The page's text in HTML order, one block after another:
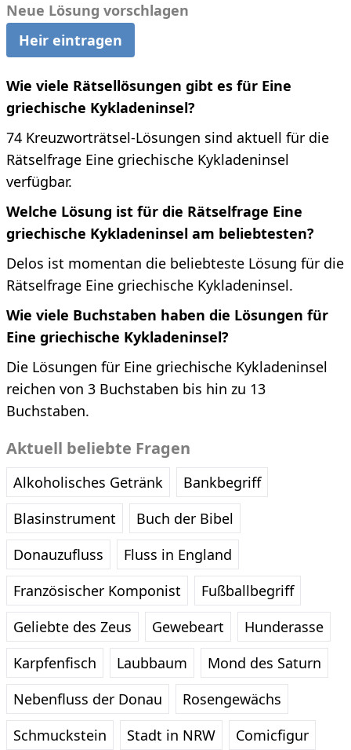
Neue Lösung vorschlagen
Heir eintragen
Wie viele Rätsellösungen gibt es für Eine
griechische Kykladeninsel?
74 Kreuzworträtsel-Lösungen sind aktuell für die
Rätselfrage Eine griechische Kykladeninsel
verfügbar.
Welche Lösung ist für die Rätselfrage Eine
griechische Kykladeninsel am beliebtesten?
Delos ist momentan die beliebteste Lösung für die
Rätselfrage Eine griechische Kykladeninsel.
Wie viele Buchstaben haben die Lösungen für
Eine griechische Kykladeninsel?
Die Lösungen für Eine griechische Kykladeninsel
reichen von 3 Buchstaben bis hin zu 13
Buchstaben.
Aktuell beliebte Fragen
Alkoholisches Getränk
Bankbegriff
Blasinstrument
Buch der Bibel
Donauzufluss
Fluss in England
Französischer Komponist
Fußballbegriff
Geliebte des Zeus
Gewebeart
Hunderasse
Karpfenfisch
Laubbaum
Mond des Saturn
Nebenfluss der Donau
Rosengewächs
Schmuckstein
Stadt in NRW Comicfigur